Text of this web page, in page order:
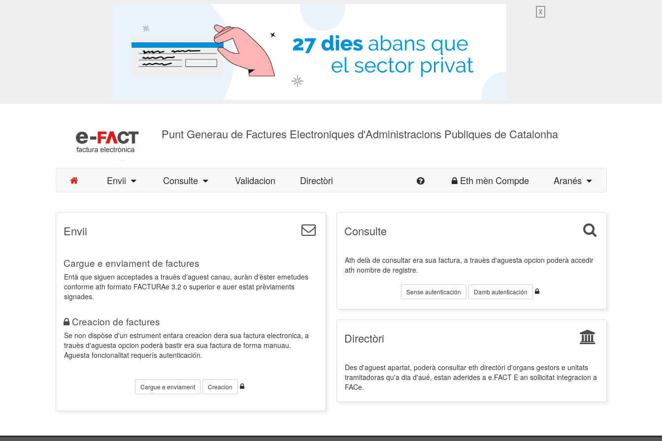
X
Punt Generau de Factures Electroniques d'Administracions Publiques de Catalonha
Envii Consulte Validacion Directòri Eth mèn Compde Aranés
Envii
Cargue e enviament de factures
Entà que siguen acceptades a trauès d'aguest canau, auràn d'èster emetudes
conforme ath formato FACTURAe 3.2 o superior e auer estat prèviaments
signades.
Creacion de factures
Se non dispòse d'un estrument entara creacion dera sua factura electronica, a
trauès d'aguesta opcion poderà bastir era sua factura de forma manuau.
Aguesta foncionalitat requerís autenticación.
Cargue e enviament Creacion
Consulte
Ath delà de consultar era sua factura, a trauès d'aguesta opcion poderà accedir
ath nombre de registre.
Sense autenticación Damb autenticación
Directòri
Des d'aguest apartat, poderà consultar eth directòri d'organs gestors e unitats
tramitadoras qu'a dia d'aué, estan aderides a e.FACT E an sollicitat integracion a
FACe.